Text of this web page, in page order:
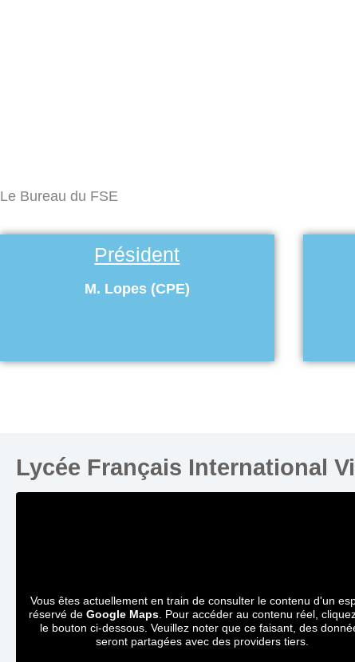
Le Bureau du FSE
Président
M. Lopes (CPE)
Lycée Français International
Vous êtes actuellement en train de consulter le contenu d'un
réservé deGoogle Maps . Pour accéder au contenu réel,
le bouton ci-dessous. Veuillez noter que ce faisant, des
seront partagées avec des providers tiers.